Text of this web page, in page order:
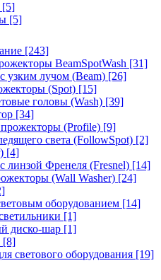
[5]
[5]
[243]
BeamSpotWash [31]
узким лучом (Beam) [26]
(Spot) [15]
головы (Wash) [39]
[34]
(Profile) [9]
света (FollowSpot) [2]
[4]
линзой Френеля (Fresnel) [14]
(Wall Washer) [24]
оборудованием [14]
[1]
диско-шар [1]
[8]
светового оборудования [19]